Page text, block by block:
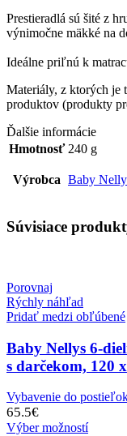
Prestieradlá sú šité z
výnimočne mäkké na
Ideálne priľnú k
Materiály, z ktorých je
produktov (produkty
Ďalšie informácie
Hmotnosť 240 g
Výrobca Baby
Súvisiace
Porovnaj
Rýchly náhľad
Pridať medzi obľúbené
Baby Nellys 6-
s darčekom, 120
Vybavenie do
65.5€
Výber možností